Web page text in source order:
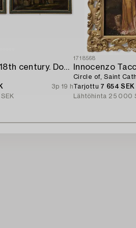
Italian school. 18th century. Door overpanels,
3p 19 h
1718568
Innocenzo
Circle of, Saint
Tarjottu 7 654 SEK
Lähtöhinta 25 000